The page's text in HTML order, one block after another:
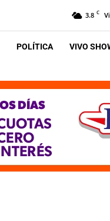
3.8 C
POLÍTICA VIVO